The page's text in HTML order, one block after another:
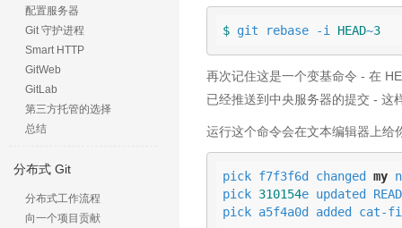
配置服务器
Git 守护进程
Smart HTTP
GitWeb
GitLab
第三方托管的选择
总结
分布式 Git
分布式工作流程
向一个项目贡献
$ git rebase -i HEAD~3
再次记住这是一个变基命令 - 在
已经推送到中央服务器的提交 - 这
运行这个命令会在文本编辑器上给
pick f7f3f6d changed my
pick 310154e updated
pick a5f4a0d added cat-